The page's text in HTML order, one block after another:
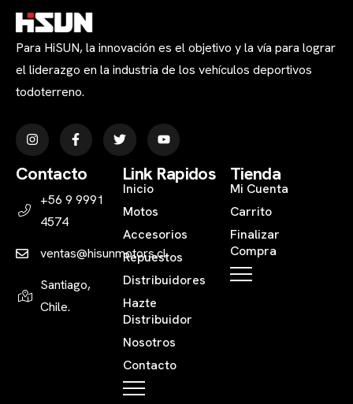
Para HiSUN, la innovación es el objetivo y la vía para lograr
el liderazgo en la industria de los vehículos deportivos
todoterreno.
Contacto
+56 9 9991
4574
ventas@hisunmotors.cl
Santiago,
Chile.
Link Rapidos
Inicio
Motos
Accesorios
Repuestos
Distribuidores
Hazte
Distribuidor
Nosotros
Contacto
Tienda
Mi Cuenta
Carrito
Finalizar
Compra